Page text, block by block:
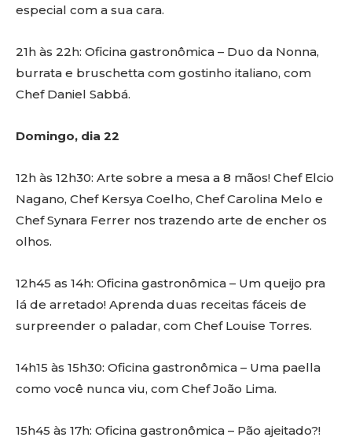
especial com a sua cara.
21h às 22h: Oficina gastronômica – Duo da Nonna,
burrata e bruschetta com gostinho italiano, com
Chef Daniel Sabbá.
Domingo, dia 22
12h às 12h30: Arte sobre a mesa a 8 mãos! Chef Elcio
Nagano, Chef Kersya Coelho, Chef Carolina Melo e
Chef Synara Ferrer nos trazendo arte de encher os
olhos.
12h45 as 14h: Oficina gastronômica – Um queijo pra
lá de arretado! Aprenda duas receitas fáceis de
surpreender o paladar, com Chef Louise Torres.
14h15 às 15h30: Oficina gastronômica – Uma paella
como você nunca viu, com Chef João Lima.
15h45 às 17h: Oficina gastronômica – Pão ajeitado?!